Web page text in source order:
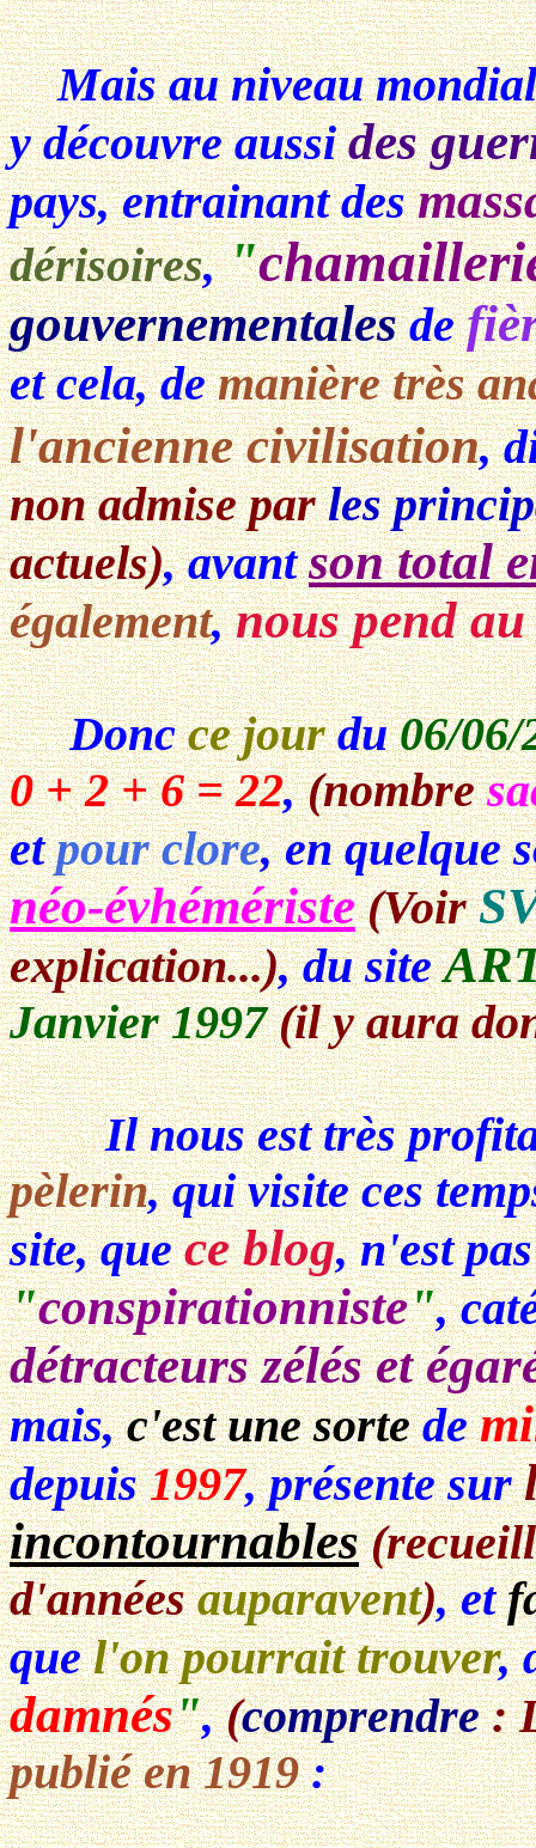
Mais au niveau
y découvre aussides
pays, entrainant des
dérisoires,"
gouvernementalesde
et cela, demanière très
l'ancienne civilisation,
non admise parles
actuels), avantson total
également,nous pend au
Doncce jourdu06/06/
0 + 2 + 6 = 22,(nombre
etpour clore, en quelque
néo-évhémériste (Voir
explication...), du site
Janvier 1997 (il y aura
Il nous est très
pèlerin, qui visite ces
site, quece blog, n'est
"conspirationniste",
détracteurs zélés et
mais,c'est une sortede
depuis1997, présente sur
incontournables
d'annéesauparavent), et
quel'on pourrait trouver,
damnés",(comprendre:
publié en 1919: